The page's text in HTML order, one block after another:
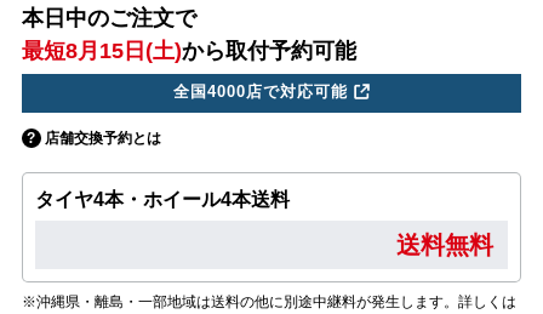
本日中のご注文で
最短8月15日(土)から取付予約可能
全国4000店で対応可能
店舗交換予約とは
タイヤ4本・ホイール4本送料
送料無料
※沖縄県・離島・一部地域は送料の他に別途中継料が発生します。詳しくは